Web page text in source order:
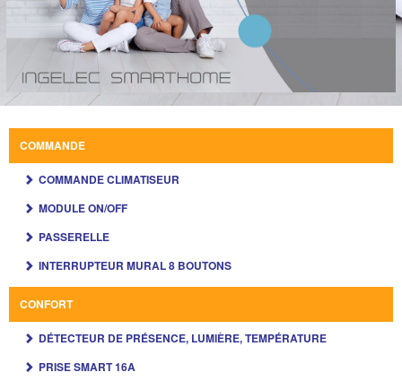
COMMANDE
COMMANDE CLIMATISEUR
MODULE ON/OFF
PASSERELLE
INTERRUPTEUR MURAL 8 BOUTONS
CONFORT
DÉTECTEUR DE PRÉSENCE, LUMIÈRE, TEMPÉRATURE
PRISE SMART 16A